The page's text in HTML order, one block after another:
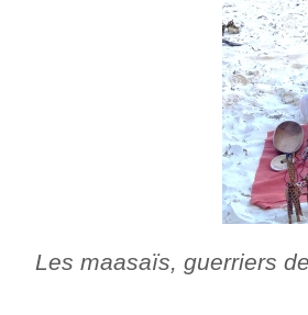
Les maasaïs, guerriers